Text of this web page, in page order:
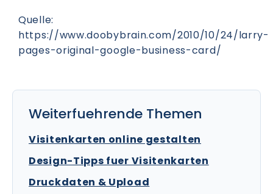
Quelle:
https://www.doobybrain.com/2010/10/24/larry-
pages-original-google-business-card/
Weiterfuehrende Themen
Visitenkarten online gestalten
Design-Tipps fuer Visitenkarten
Druckdaten & Upload